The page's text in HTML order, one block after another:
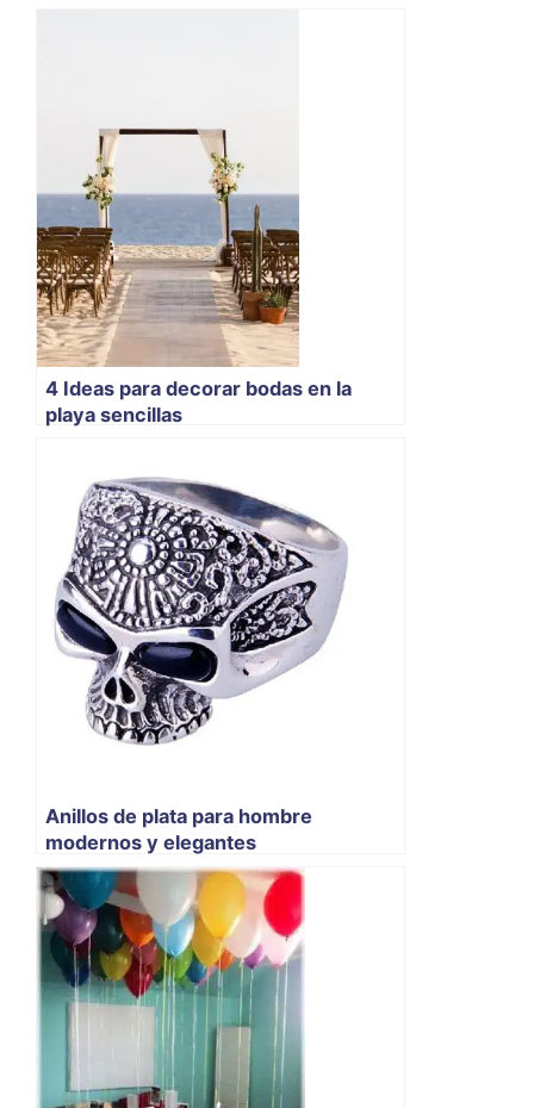
4 Ideas para decorar bodas en la
playa sencillas
Anillos de plata para hombre
modernos y elegantes